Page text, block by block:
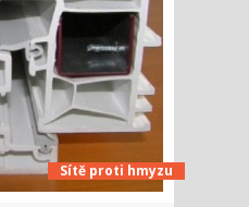
Sítě proti hmyzu